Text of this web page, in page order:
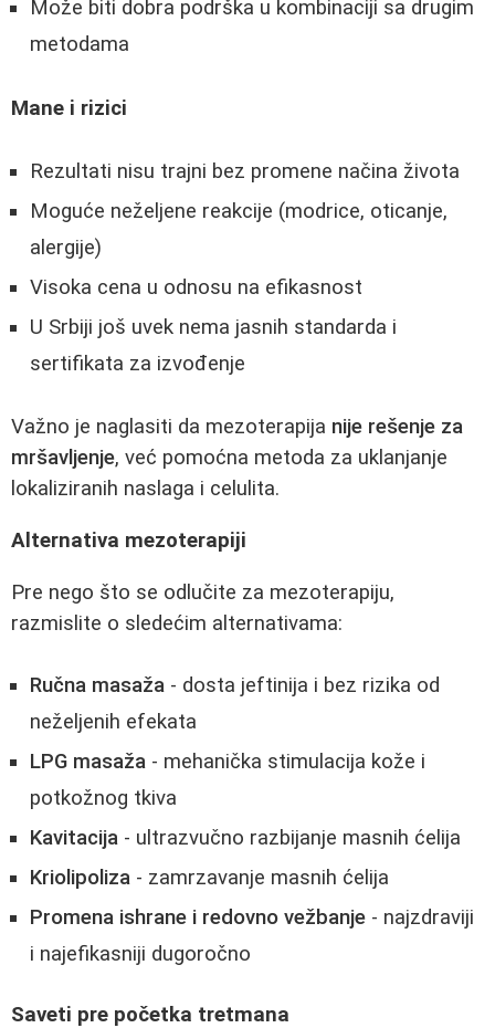
Može biti dobra podrška u kombinaciji sa drugim
metodama
Mane i rizici
Rezultati nisu trajni bez promene načina života
Moguće neželjene reakcije (modrice, oticanje,
alergije)
Visoka cena u odnosu na efikasnost
U Srbiji još uvek nema jasnih standarda i
sertifikata za izvođenje
Važno je naglasiti da mezoterapija nije rešenje za
mršavljenje, već pomoćna metoda za uklanjanje
lokaliziranih naslaga i celulita.
Alternativa mezoterapiji
Pre nego što se odlučite za mezoterapiju,
razmislite o sledećim alternativama:
Ručna masaža - dosta jeftinija i bez rizika od
neželjenih efekata
LPG masaža - mehanička stimulacija kože i
potkožnog tkiva
Kavitacija - ultrazvučno razbijanje masnih ćelija
Kriolipoliza - zamrzavanje masnih ćelija
Promena ishrane i redovno vežbanje - najzdraviji
i najefikasniji dugoročno
Saveti pre početka tretmana